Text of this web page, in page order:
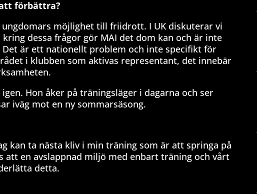
förbättra?
möjlighet till friidrott. I UK diskuterar vi
dessa frågor gör MAI det dom kan och är inte
är ett nationellt problem och inte specifikt för
i klubben som aktivas representant, det innebär
Hon åker på träningsläger i dagarna och ser
iväg mot en ny sommarsäsong.
kan ta nästa kliv i min träning som är att springa på
att en avslappnad miljö med enbart träning och vårt
detta.